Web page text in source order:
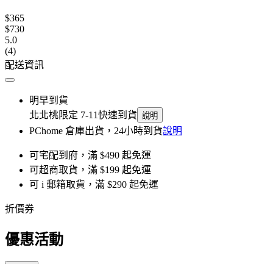
$365
$730
5.0
(4)
配送資訊
明早到貨
北北桃限定 7-11快速到貨 說明
PChome 倉庫出貨，24小時到貨說明
可宅配到府，滿 $490 起免運
可超商取貨，滿 $199 起免運
可 i 郵箱取貨，滿 $290 起免運
折價券
優惠活動